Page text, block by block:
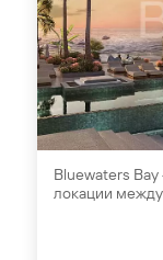
Bluewaters
локации